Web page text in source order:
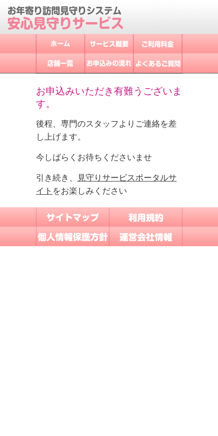
お申込みいただき有難うございま
す。
後程、専門のスタッフよりご連絡を差
し上げます。
今しばらくお待ちくださいませ
引き続き、
見守りサービスポータルサ
イト をお楽しみください